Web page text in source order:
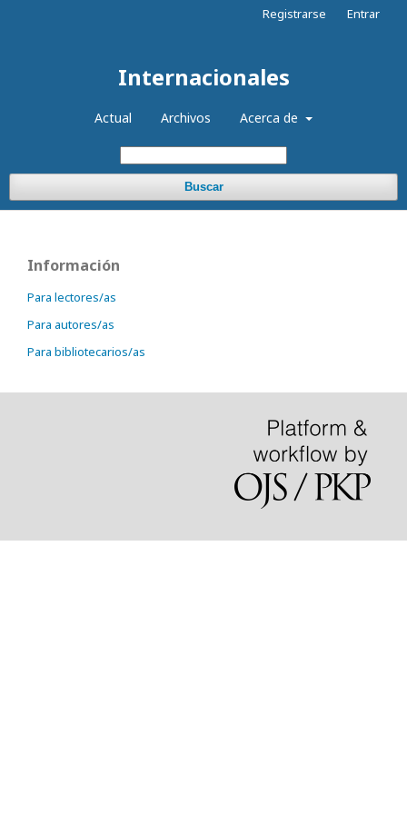
Internacionales
Actual Archivos Acerca de
Buscar
Registrarse Entrar
Información
Para lectores/as
Para autores/as
Para bibliotecarios/as